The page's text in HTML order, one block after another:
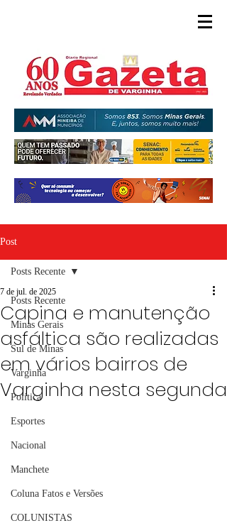
Post
Posts Recente
Minas Gerais
Sul de Minas
Varginha
Política
Esportes
Nacional
Manchete
Coluna Fatos e Versões
COLUNISTAS
Posts Recente
Capina e manutenção
asfáltica são realizadas
em vários bairros de
Varginha nesta segunda
7 de jul. de 2025